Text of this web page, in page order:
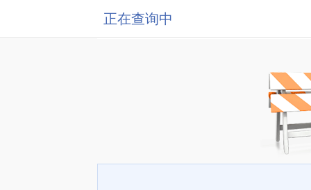
正在查询中